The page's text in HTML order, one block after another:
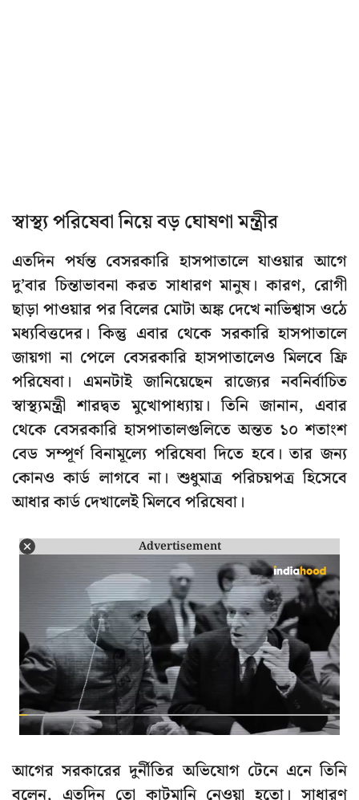
স্বাস্থ্য পরিষেবা নিয়ে বড় ঘোষণা মন্ত্রীর
এতদিন পর্যন্ত বেসরকারি হাসপাতালে যাওয়ার আগে
দু’বার চিন্তাভাবনা করত সাধারণ মানুষ। কারণ, রোগী
ছাড়া পাওয়ার পর বিলের মোটা অঙ্ক দেখে নাভিশ্বাস ওঠে
মধ্যবিত্তদের। কিন্তু এবার থেকে সরকারি হাসপাতালে
জায়গা না পেলে বেসরকারি হাসপাতালেও মিলবে ফ্রি
পরিষেবা। এমনটাই জানিয়েছেন রাজ্যের নবনির্বাচিত
স্বাস্থ্যমন্ত্রী শারদ্বত মুখোপাধ্যায়। তিনি জানান, এবার
থেকে বেসরকারি হাসপাতালগুলিতে অন্তত ১০ শতাংশ
বেড সম্পূর্ণ বিনামূল্যে পরিষেবা দিতে হবে। তার জন্য
কোনও কার্ড লাগবে না। শুধুমাত্র পরিচয়পত্র হিসেবে
আধার কার্ড দেখালেই মিলবে পরিষেবা।
Advertisement
আগের সরকারের দুর্নীতির অভিযোগ টেনে এনে তিনি